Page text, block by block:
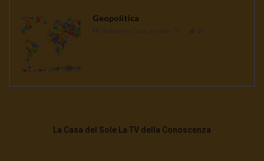
Geopolitica
La Casa del Sole La TV della Conoscenza